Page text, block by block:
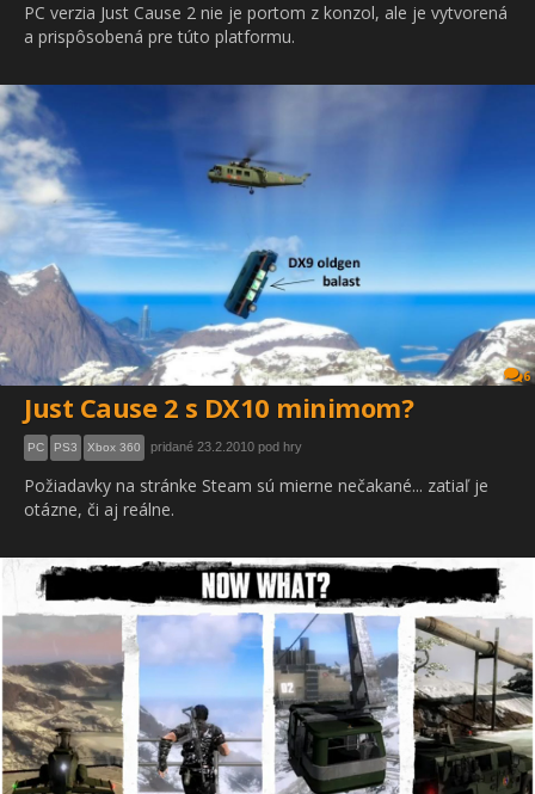
PC verzia Just Cause 2 nie je portom z konzol, ale je vytvorená
a prispôsobená pre túto platformu.
6
Just Cause 2 s DX10 minimom?
PC PS3 Xbox 360 pridané 23.2.2010 pod hry
Požiadavky na stránke Steam sú mierne nečakané... zatiaľ je
otázne, či aj reálne.